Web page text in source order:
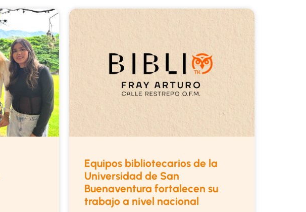
Equipos bibliotecarios de la
Universidad de San
Buenaventura fortalecen su
trabajo a nivel nacional